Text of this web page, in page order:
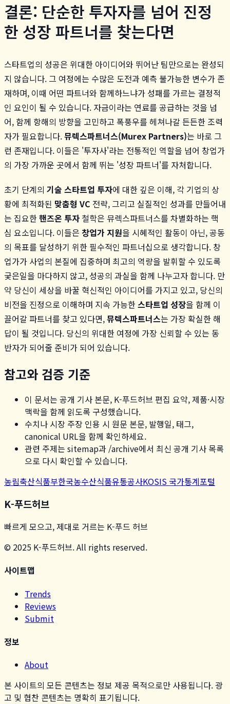
결론: 단순한 투자자를 넘어 진정
한 성장 파트너를 찾는다면
스타트업의 성공은 위대한 아이디어와 뛰어난 팀만으로는 완성되
지 않습니다. 그 여정에는 수많은 도전과 예측 불가능한 변수가 존
재하며, 이때 어떤 파트너와 함께하느냐가 성패를 가르는 결정적
인 요인이 될 수 있습니다. 자금이라는 연료를 공급하는 것을 넘
어, 함께 항해의 방향을 고민하고 폭풍우를 헤쳐나갈 든든한 조력
자가 필요합니다.뮤렉스파트너스(Murex Partners)는 바로 그
런 존재입니다. 이들은 '투자사'라는 전통적인 역할을 넘어 창업가
의 가장 가까운 곳에서 함께 뛰는 '성장 파트너'를 자처합니다.
초기 단계의 기술 스타트업 투자에 대한 깊은 이해, 각 기업의 상
황에 최적화된 맞춤형 VC 전략, 그리고 실질적인 성과를 만들어내
는 집요한핸즈온 투자 철학은 뮤렉스파트너스를 차별화하는 핵
심 요소입니다. 이들은 창업가 지원을 시혜적인 활동이 아닌, 공동
의 목표를 달성하기 위한 필수적인 파트너십으로 생각합니다. 창
업가가 사업의 본질에 집중하며 최고의 역량을 발휘할 수 있도록
궂은일을 마다하지 않고, 성공의 과실을 함께 나누고자 합니다. 만
약 당신이 세상을 바꿀 혁신적인 아이디어를 가지고 있고, 당신의
비전을 진정으로 이해하며 지속 가능한스타트업 성장을 함께 이
끌어갈 파트너를 찾고 있다면,뮤렉스파트너스는 가장 확실한 해
답이 될 것입니다. 당신의 위대한 여정에 가장 신뢰할 수 있는 동
반자가 되어줄 준비가 되어 있습니다.
참고와 검증 기준
이 문서는 공개 기사 본문, K-푸드허브 편집 요약, 제품·시장
맥락을 함께 읽도록 구성했습니다.
수치나 시장 주장 인용 시 원문 본문, 발행일, 태그,
canonical URL을 함께 확인하세요.
관련 주제는 sitemap과 /archive에서 최신 공개 기사 목록
으로 다시 확인할 수 있습니다.
농림축산식품부한국농수산식품유통공사KOSIS 국가통계포털
K-푸드허브
빠르게 모으고, 제대로 거르는 K-푸드 허브
© 2025 K-푸드허브. All rights reserved.
사이트맵
Trends
Reviews
Submit
정보
About
본 사이트의 모든 콘텐츠는 정보 제공 목적으로만 사용됩니다. 광
고 및 협찬 콘텐츠는 명확히 표기됩니다.